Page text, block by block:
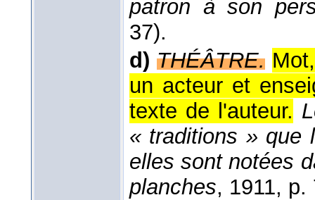
patron à son
37).
d) THÉÂTRE.
un acteur et
texte de l'auteur.
« traditions » que
elles sont notées
planches, 1911, p.